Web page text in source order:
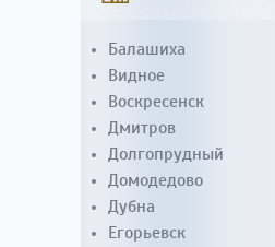
Балашиха
Видное
Воскресенск
Дмитров
Долгопрудный
Домодедово
Дубна
Егорьевск